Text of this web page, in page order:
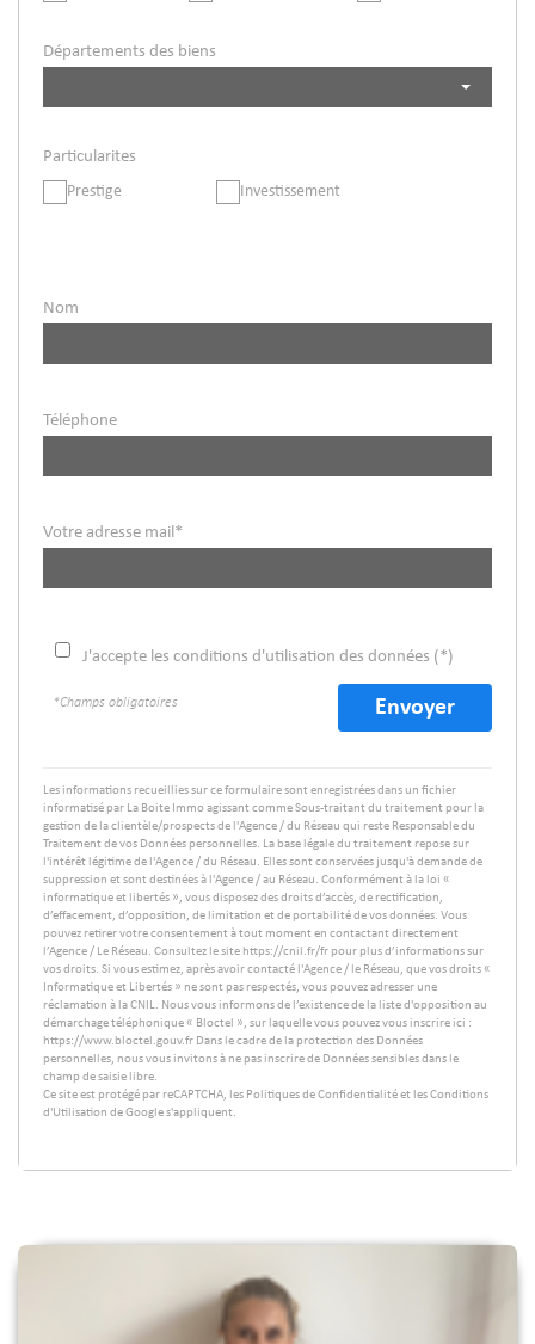
Départements des biens
Particularites
Prestige Investissement
Nom
Téléphone
Votre adresse mail*
J'accepte les conditions d'utilisation des données (*)
Envoyer
*Champs obligatoires
Les informations recueillies sur ce formulaire sont enregistrées dans un fichier
informatisé par La Boite Immo agissant comme Sous-traitant du traitement pour la
gestion de la clientèle/prospects de l'Agence / du Réseau qui reste Responsable du
Traitement de vos Données personnelles. La base légale du traitement repose sur
l'intérêt légitime de l'Agence / du Réseau. Elles sont conservées jusqu'à demande de
suppression et sont destinées à l'Agence / au Réseau. Conformément à la loi «
informatique et libertés », vous disposez des droits d’accès, de rectification,
d’effacement, d’opposition, de limitation et de portabilité de vos données. Vous
pouvez retirer votre consentement à tout moment en contactant directement
l’Agence / Le Réseau. Consultez le site https://cnil.fr/fr pour plus d’informations sur
vos droits. Si vous estimez, après avoir contacté l'Agence / le Réseau, que vos droits «
Informatique et Libertés » ne sont pas respectés, vous pouvez adresser une
réclamation à la CNIL. Nous vous informons de l’existence de la liste d'opposition au
démarchage téléphonique « Bloctel », sur laquelle vous pouvez vous inscrire ici :
https://www.bloctel.gouv.fr Dans le cadre de la protection des Données
personnelles, nous vous invitons à ne pas inscrire de Données sensibles dans le
champ de saisie libre.
Ce site est protégé par reCAPTCHA, les Politiques de Confidentialitéet lesConditions
d'Utilisation de Google s'appliquent.